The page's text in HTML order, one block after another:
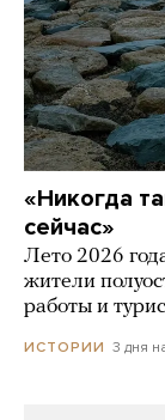
«Никогда
сейчас»
Лето 2026
жители
работы и
ИСТОРИИ 3 дня